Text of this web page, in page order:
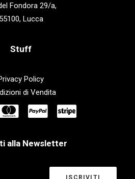
Fondora 29/a,
55100, Lucca
Stuff
Policy
di Vendita
alla Newsletter